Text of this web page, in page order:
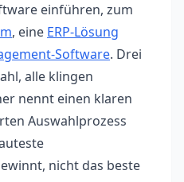
einführen, zum
, eine ERP-Lösung
Software. Drei
alle klingen
nennt einen klaren
Auswahlprozess
nicht das beste